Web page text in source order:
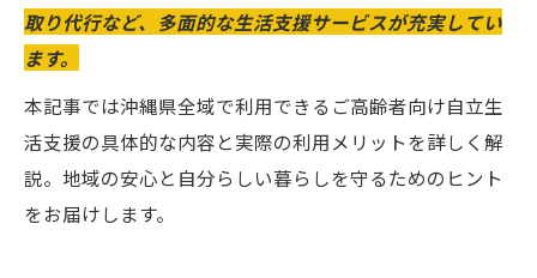
取り代行など、多面的な生活支援サービスが充実してい
ます。
本記事では沖縄県全域で利用できるご高齢者向け自立生
活支援の具体的な内容と実際の利用メリットを詳しく解
説。地域の安心と自分らしい暮らしを守るためのヒント
をお届けします。